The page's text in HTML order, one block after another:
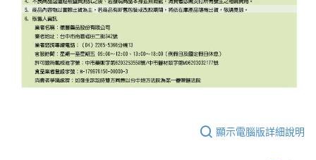
顯示電腦版詳細說明